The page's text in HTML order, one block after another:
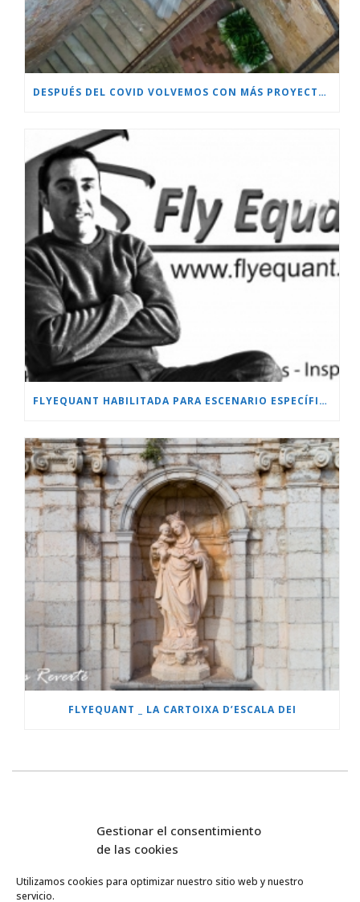
Gestionar el consentimiento
de las cookies
Utilizamos cookies para optimizar nuestro sitio web y nuestro
servicio.
DESPUÉS DEL COVID VOLVEMOS CON MÁS PROYECTOS!!!
FLYEQUANT HABILITADA PARA ESCENARIO ESPECÍFICO.
FLYEQUANT _ LA CARTOIXA D’ESCALA DEI